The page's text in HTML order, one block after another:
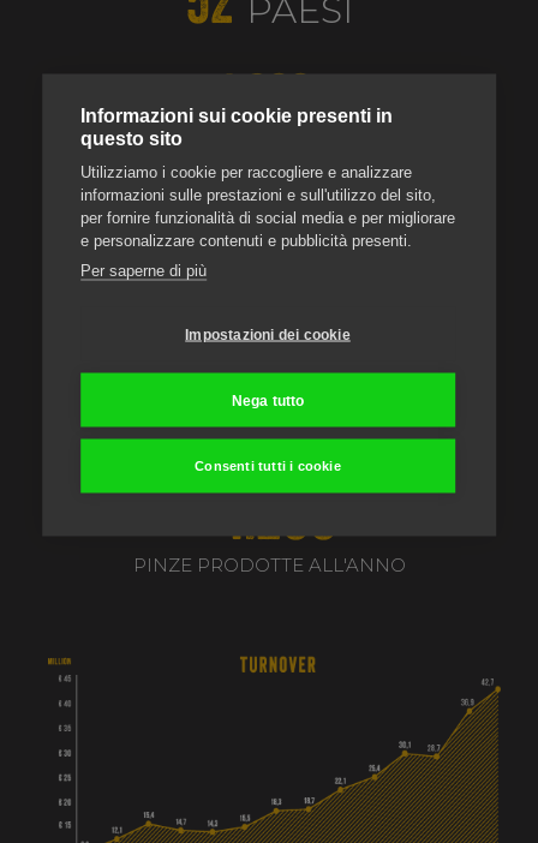
PAESI
4.900
TONNELLATE DI LAMIERA METALLO /
ACCIAIO UTILIZZATI ALL'ANNO
> 5.800
BENNE PRODOTTE ALL'ANNO
30.000 M
SUPERFICIE DI PRODUZIONE E COMMERCIALE
>1.200
PINZE PRODOTTE ALL'ANNO
Informazioni sui cookie presenti in
questo sito
Utilizziamo i cookie per raccogliere e analizzare
informazioni sulle prestazioni e sull'utilizzo del sito,
per fornire funzionalità di social media e per migliorare
e personalizzare contenuti e pubblicità presenti.
Per saperne di più
Impostazioni dei cookie
Nega tutto
Consenti tutti i cookie